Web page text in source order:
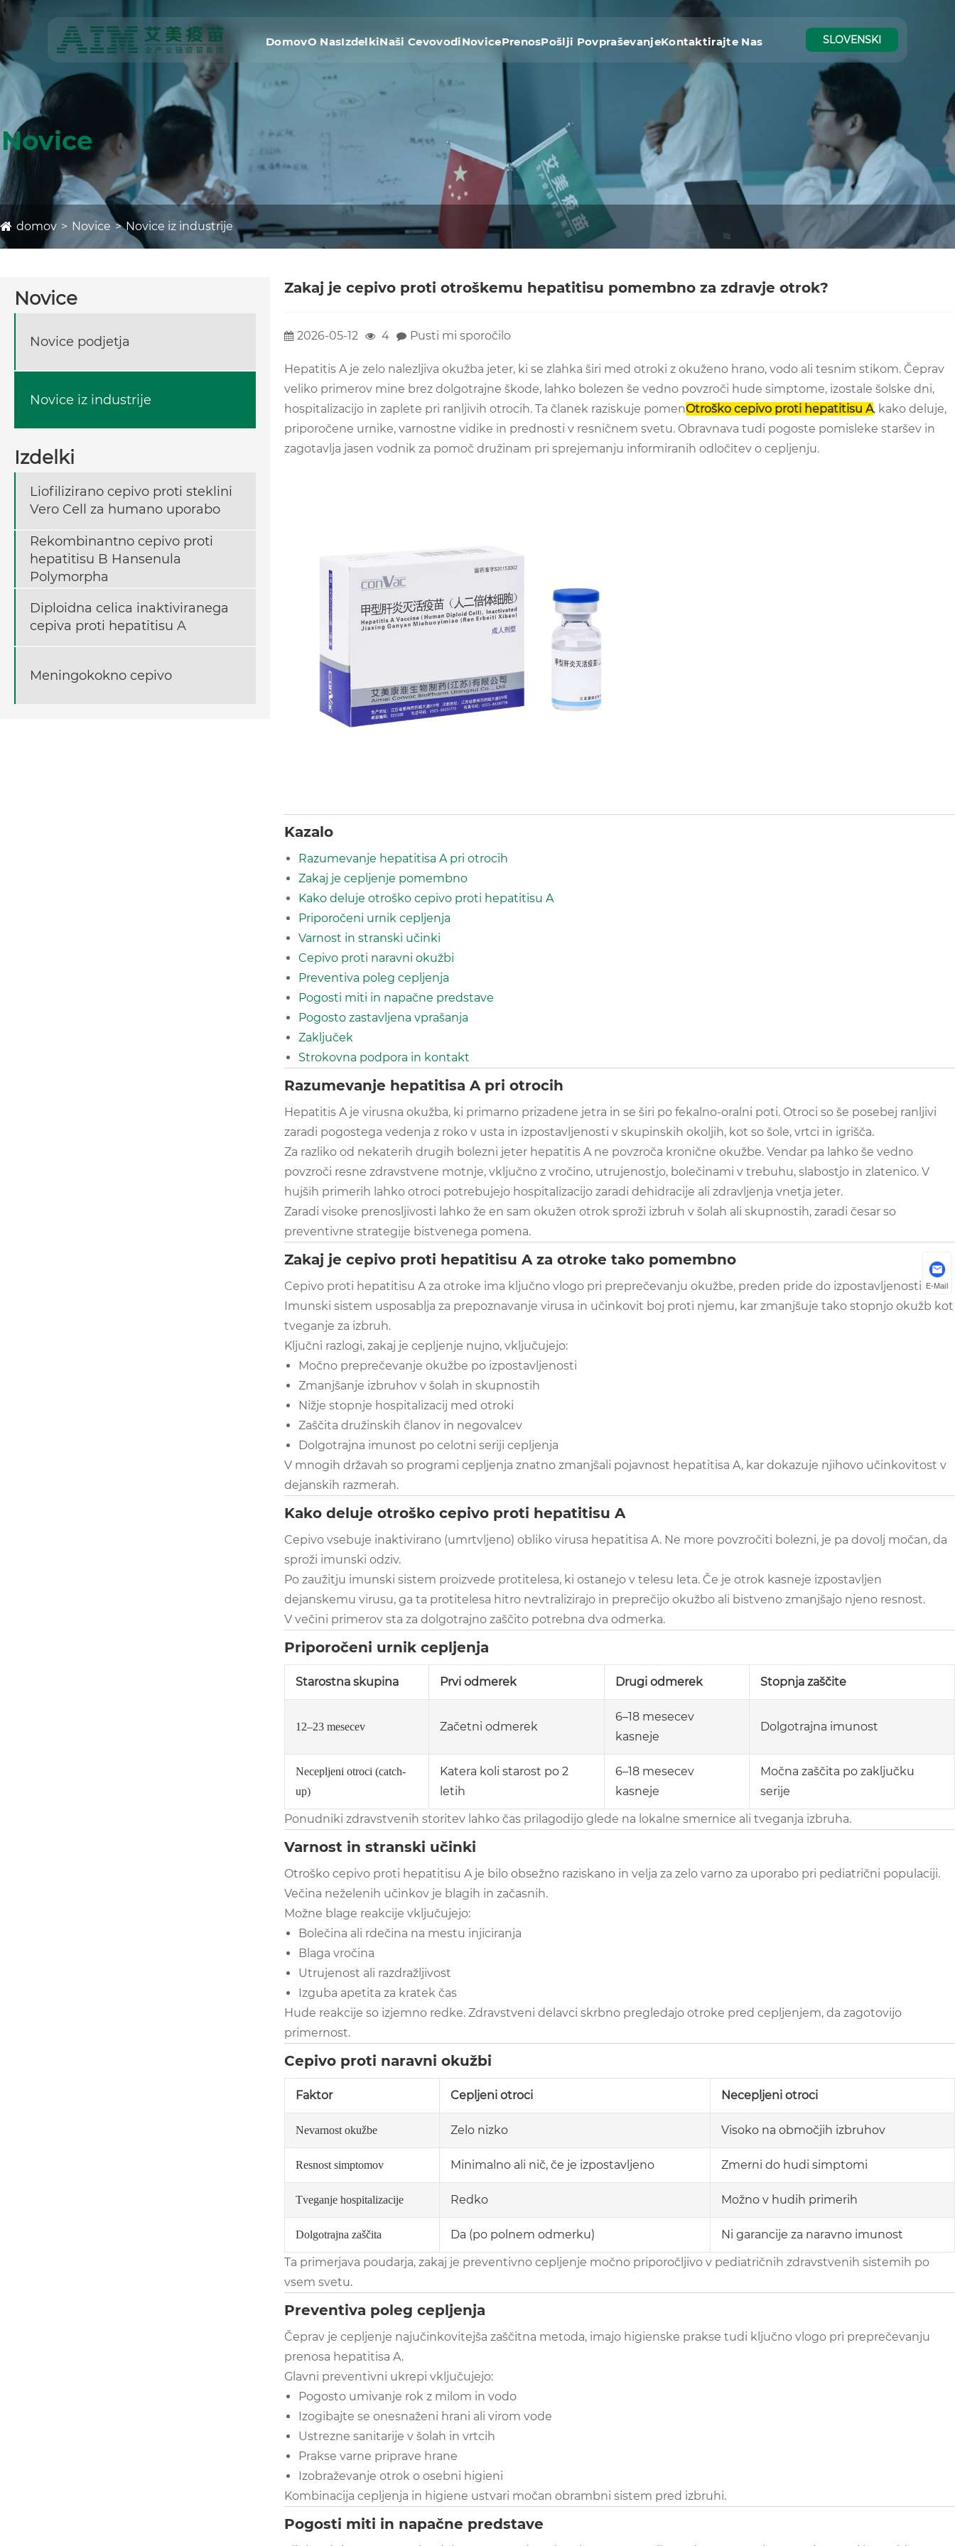
DomovO NasIzdelkiNaši CevovodiNovicePrenosPošlji PovpraševanjeKontaktirajte Nas SLOVENSKI
Novice
domov Novice Novice iz industrije
Novice
Novice podjetja
Novice iz industrije
Izdelki
Liofilizirano cepivo proti steklini
Vero Cell za humano uporabo
Rekombinantno cepivo proti
hepatitisu B Hansenula
Polymorpha
Diploidna celica inaktiviranega
cepiva proti hepatitisu A
Meningokokno cepivo
Zakaj je cepivo proti otroškemu hepatitisu pomembno za zdravje otrok?
2026-05-12 4 Pusti mi sporočilo
Hepatitis A je zelo nalezljiva okužba jeter, ki se zlahka širi med otroki z okuženo hrano, vodo ali tesnim stikom. Čeprav
veliko primerov mine brez dolgotrajne škode, lahko bolezen še vedno povzroči hude simptome, izostale šolske dni,
hospitalizacijo in zaplete pri ranljivih otrocih. Ta članek raziskuje pomenOtroško cepivo proti hepatitisu A, kako deluje,
priporočene urnike, varnostne vidike in prednosti v resničnem svetu. Obravnava tudi pogoste pomisleke staršev in
zagotavlja jasen vodnik za pomoč družinam pri sprejemanju informiranih odločitev o cepljenju.
Kazalo
Razumevanje hepatitisa A pri otrocih
Zakaj je cepljenje pomembno
Kako deluje otroško cepivo proti hepatitisu A
Priporočeni urnik cepljenja
Varnost in stranski učinki
Cepivo proti naravni okužbi
Preventiva poleg cepljenja
Pogosti miti in napačne predstave
Pogosto zastavljena vprašanja
Zaključek
Strokovna podpora in kontakt
Razumevanje hepatitisa A pri otrocih
Hepatitis A je virusna okužba, ki primarno prizadene jetra in se širi po fekalno-oralni poti. Otroci so še posebej ranljivi
zaradi pogostega vedenja z roko v usta in izpostavljenosti v skupinskih okoljih, kot so šole, vrtci in igrišča.
Za razliko od nekaterih drugih bolezni jeter hepatitis A ne povzroča kronične okužbe. Vendar pa lahko še vedno
povzroči resne zdravstvene motnje, vključno z vročino, utrujenostjo, bolečinami v trebuhu, slabostjo in zlatenico. V
hujših primerih lahko otroci potrebujejo hospitalizacijo zaradi dehidracije ali zdravljenja vnetja jeter.
Zaradi visoke prenosljivosti lahko že en sam okužen otrok sproži izbruh v šolah ali skupnostih, zaradi česar so
preventivne strategije bistvenega pomena.
Zakaj je cepivo proti hepatitisu A za otroke tako pomembno
Cepivo proti hepatitisu A za otroke ima ključno vlogo pri preprečevanju okužbe, preden pride do izpostavljenosti.
Imunski sistem usposablja za prepoznavanje virusa in učinkovit boj proti njemu, kar zmanjšuje tako stopnjo okužb kot
tveganje za izbruh.
Ključni razlogi, zakaj je cepljenje nujno, vključujejo:
Močno preprečevanje okužbe po izpostavljenosti
Zmanjšanje izbruhov v šolah in skupnostih
Nižje stopnje hospitalizacij med otroki
Zaščita družinskih članov in negovalcev
Dolgotrajna imunost po celotni seriji cepljenja
V mnogih državah so programi cepljenja znatno zmanjšali pojavnost hepatitisa A, kar dokazuje njihovo učinkovitost v
dejanskih razmerah.
Kako deluje otroško cepivo proti hepatitisu A
Cepivo vsebuje inaktivirano (umrtvljeno) obliko virusa hepatitisa A. Ne more povzročiti bolezni, je pa dovolj močan, da
sproži imunski odziv.
Po zaužitju imunski sistem proizvede protitelesa, ki ostanejo v telesu leta. Če je otrok kasneje izpostavljen
dejanskemu virusu, ga ta protitelesa hitro nevtralizirajo in preprečijo okužbo ali bistveno zmanjšajo njeno resnost.
V večini primerov sta za dolgotrajno zaščito potrebna dva odmerka.
Priporočeni urnik cepljenja
Starostna skupina Prvi odmerek Drugi odmerek Stopnja zaščite
12–23 mesecev Začetni odmerek
6–18 mesecev
kasneje
Dolgotrajna imunost
Necepljeni otroci (catch-
up)
Katera koli starost po 2
letih
6–18 mesecev
kasneje
Močna zaščita po zaključku
serije
Ponudniki zdravstvenih storitev lahko čas prilagodijo glede na lokalne smernice ali tveganja izbruha.
Varnost in stranski učinki
Otroško cepivo proti hepatitisu A je bilo obsežno raziskano in velja za zelo varno za uporabo pri pediatrični populaciji.
Večina neželenih učinkov je blagih in začasnih.
Možne blage reakcije vključujejo:
Bolečina ali rdečina na mestu injiciranja
Blaga vročina
Utrujenost ali razdražljivost
Izguba apetita za kratek čas
Hude reakcije so izjemno redke. Zdravstveni delavci skrbno pregledajo otroke pred cepljenjem, da zagotovijo
primernost.
Cepivo proti naravni okužbi
Faktor Cepljeni otroci Necepljeni otroci
Nevarnost okužbe Zelo nizko Visoko na območjih izbruhov
Resnost simptomov Minimalno ali nič, če je izpostavljeno Zmerni do hudi simptomi
Tveganje hospitalizacije Redko Možno v hudih primerih
Dolgotrajna zaščita Da (po polnem odmerku) Ni garancije za naravno imunost
Ta primerjava poudarja, zakaj je preventivno cepljenje močno priporočljivo v pediatričnih zdravstvenih sistemih po
vsem svetu.
Preventiva poleg cepljenja
Čeprav je cepljenje najučinkovitejša zaščitna metoda, imajo higienske prakse tudi ključno vlogo pri preprečevanju
prenosa hepatitisa A.
Glavni preventivni ukrepi vključujejo:
Pogosto umivanje rok z milom in vodo
Izogibajte se onesnaženi hrani ali virom vode
Ustrezne sanitarije v šolah in vrtcih
Prakse varne priprave hrane
Izobraževanje otrok o osebni higieni
Kombinacija cepljenja in higiene ustvari močan obrambni sistem pred izbruhi.
Pogosti miti in napačne predstave
E-Mail